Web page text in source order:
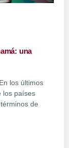
una
los últimos
los países
de